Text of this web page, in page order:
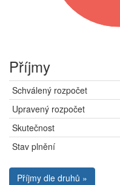
Příjmy
Schválený rozpočet
Upravený rozpočet
Skutečnost
Stav plnění
Příjmy dle druhů »